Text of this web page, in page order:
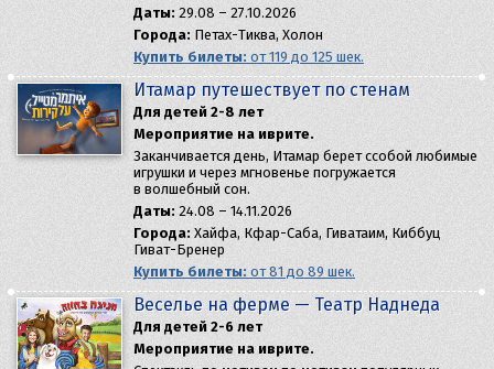
Даты: 29.08 – 27.10.2026
Города: Петах-Тиква, Холон
Купить билеты: от 119 до 125 шек.
Итамар путешествует по стенам
Для детей 2-8 лет
Мероприятие на иврите.
Заканчивается день, Итамар берет ссобой любимые
игрушки и через мгновенье погружается
в волшебный сон.
Даты: 24.08 – 14.11.2026
Города: Хайфа, Кфар-Саба, Гиватаим, Киббуц
Гиват-Бренер
Купить билеты: от 81 до 89 шек.
Веселье на ферме — Театр Наднеда
Для детей 2-6 лет
Мероприятие на иврите.